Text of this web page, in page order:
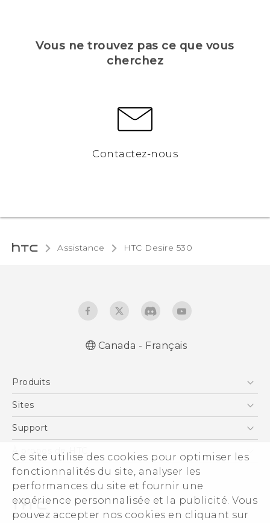
Ce site utilise des cookies pour optimiser les
fonctionnalités du site, analyser les
performances du site et fournir une
expérience personnalisée et la publicité. Vous
pouvez accepter nos cookies en cliquant sur
Vous ne trouvez pas ce que vous
cherchez
Contactez-nous
Assistance HTC Desire 530‎
English - User manual
Canada - Français
Produits
5G
EXODUS
VIVE
VIVEPORT
Sites
HTC Dev
Support
Statut de la commande
Aide à la commande
Politique de garantie
À propos de HTC
ESG
Investisseurs (Anglais)
Sécurité du produit